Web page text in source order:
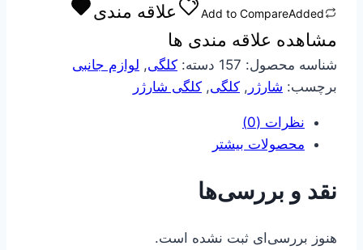
آیپد
Apple
عدد
Add to CompareAdded
علاقه مندی
مشاهده علاقه مندی ها
شناسه محصول: 157 دسته: کلگی, لوازم جانبی
برچسب: شارژر , کلگی, کلگی شارژر
نظرات (0)
محصولات بیشتر
نقد و بررسی‌ها
هنوز بررسی‌ای ثبت نشده است.